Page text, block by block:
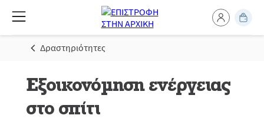
Δραστηριότητες
Εξοικονόμηση ενέργειας
στο σπίτι